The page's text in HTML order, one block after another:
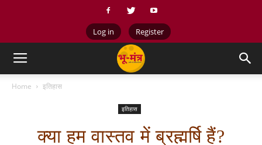
Log in Register
Home इतिहास
इतिहास
क्या हम वास्तव में ब्रह्मर्षि हैं?